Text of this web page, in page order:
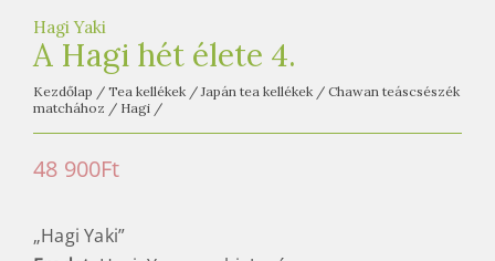
Hagi Yaki
A Hagi hét élete 4.
Kezdőlap / Tea kellékek /Japán tea kellékek / Chawan teáscsészék
matchához / Hagi /
48 900Ft
„Hagi Yaki”